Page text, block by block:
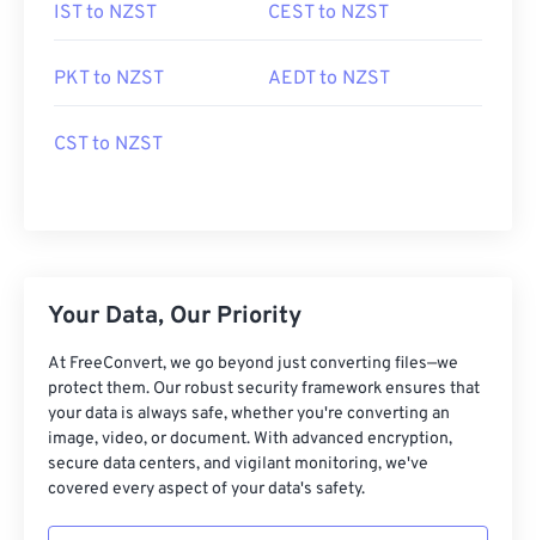
IST to NZST CEST to NZST
PKT to NZST AEDT to NZST
CST to NZST
Your Data, Our Priority
At FreeConvert, we go beyond just converting files—we
protect them. Our robust security framework ensures that
your data is always safe, whether you're converting an
image, video, or document. With advanced encryption,
secure data centers, and vigilant monitoring, we've
covered every aspect of your data's safety.